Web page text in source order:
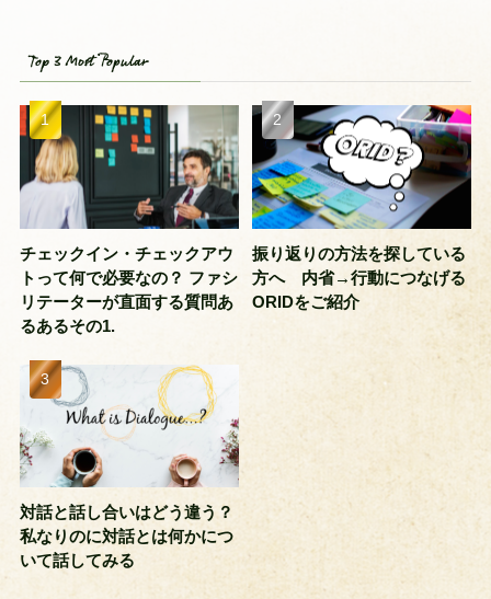
Top 3 Most Popular
チェックイン・チェックアウ
トって何で必要なの？ ファシ
リテーターが直面する質問あ
るあるその1.
振り返りの方法を探している
方へ 内省→行動につなげる
ORIDをご紹介
対話と話し合いはどう違う？
私なりのに対話とは何かにつ
いて話してみる